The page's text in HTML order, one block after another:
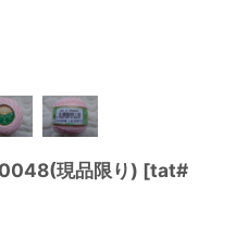
現品限り) [tat#